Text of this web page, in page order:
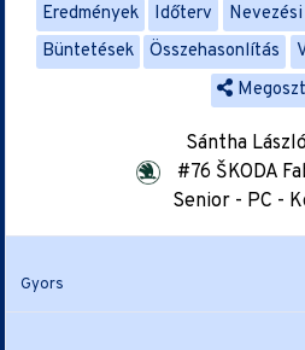
Eredmények Időterv
Büntetések
Összehasonlítás
Sántha László
#76 ŠKODA
Senior - PC -
Gyors